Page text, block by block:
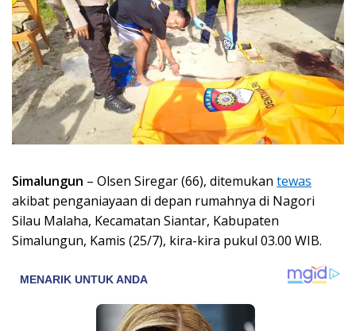
Simalungun – Olsen Siregar (66), ditemukan tewas
akibat penganiayaan di depan rumahnya di Nagori
Silau Malaha, Kecamatan Siantar, Kabupaten
Simalungun, Kamis (25/7), kira-kira pukul 03.00 WIB.